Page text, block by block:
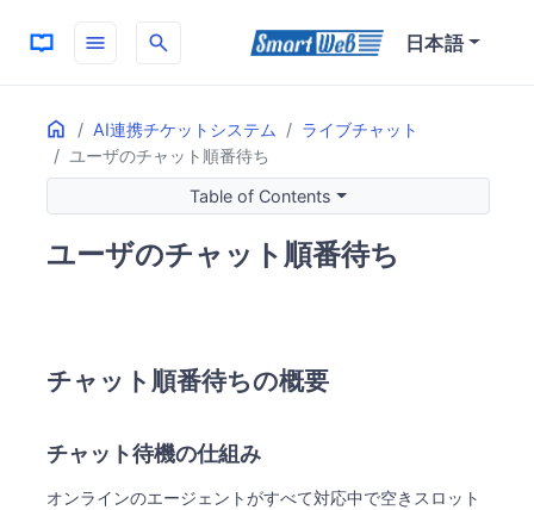
menu search 日本語
Home AI連携チケットシステム
ライブチャット
ユーザのチャット順番待ち
ON THIS PAGE
チャット順番待ちの概要
チャット待機の仕組み
待機画面の詳細
オフラインメッセージ設定の有効化
チャット待機ユーザの確認方法
Table of Contents
ユーザのチャット順番待ち
チャット順番待ちの概要
チャット待機の仕組み
オンラインのエージェントがすべて対応中で空きスロット